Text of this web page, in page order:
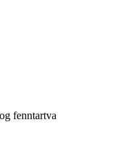
fenntartva